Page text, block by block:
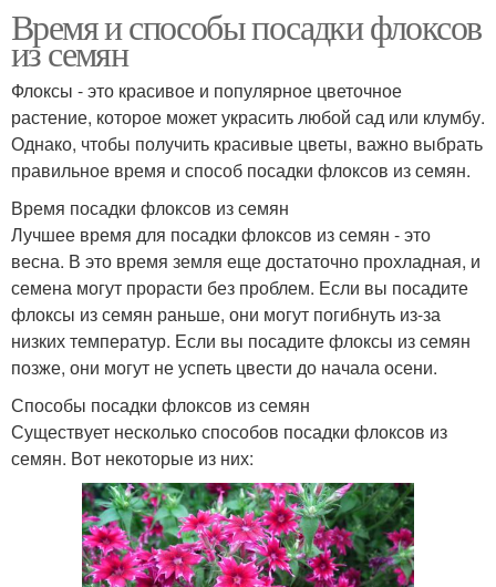
Время и способы посадки флоксов
из семян
Флоксы - это красивое и популярное цветочное
растение, которое может украсить любой сад или клумбу.
Однако, чтобы получить красивые цветы, важно выбрать
правильное время и способ посадки флоксов из семян.
Время посадки флоксов из семян
Лучшее время для посадки флоксов из семян - это
весна. В это время земля еще достаточно прохладная, и
семена могут прорасти без проблем. Если вы посадите
флоксы из семян раньше, они могут погибнуть из-за
низких температур. Если вы посадите флоксы из семян
позже, они могут не успеть цвести до начала осени.
Способы посадки флоксов из семян
Существует несколько способов посадки флоксов из
семян. Вот некоторые из них: